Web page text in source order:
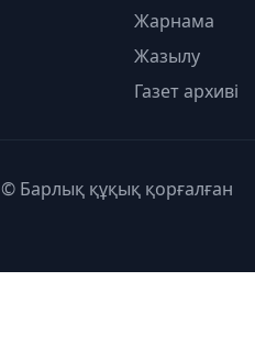
Жарнама
Жазылу
Газет архиві
© Барлық құқық қорғалған